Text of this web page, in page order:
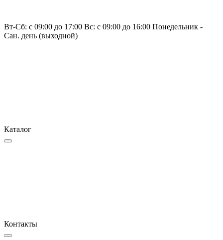
Вт-Сб: с 09:00 до 17:00 Вс: с 09:00 до 16:00 Понедельник -
Сан. день (выходной)
Каталог
Контакты